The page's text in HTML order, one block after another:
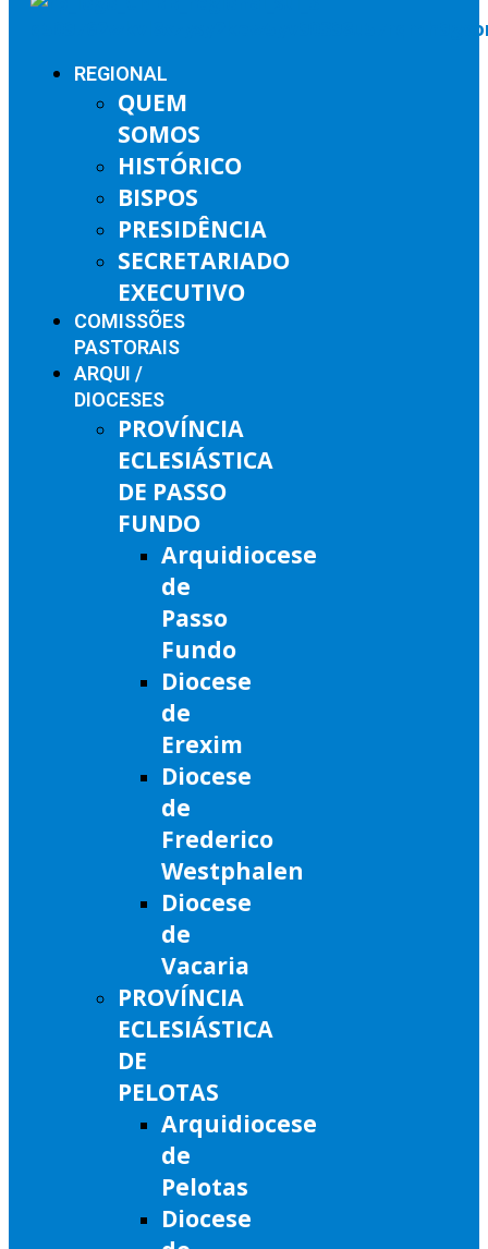
REGIONAL
QUEM
SOMOS
HISTÓRICO
BISPOS
PRESIDÊNCIA
SECRETARIADO
EXECUTIVO
COMISSÕES
PASTORAIS
ARQUI /
DIOCESES
PROVÍNCIA
ECLESIÁSTICA
DE PASSO
FUNDO
Arquidiocese
de
Passo
Fundo
Diocese
de
Erexim
Diocese
de
Frederico
Westphalen
Diocese
de
Vacaria
PROVÍNCIA
ECLESIÁSTICA
DE
PELOTAS
Arquidiocese
de
Pelotas
Diocese